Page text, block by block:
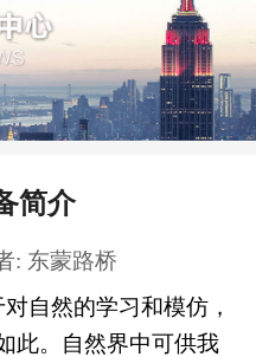
简介
: 东蒙路桥
自然的学习和模仿，
此。自然界中可供我